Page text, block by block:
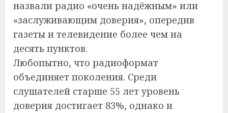
назвали радио «очень надёжным» или
«заслуживающим доверия», опередив
газеты и телевидение более чем на
десять пунктов.
Любопытно, что радиоформат
объединяет поколения. Среди
слушателей старше 55 лет уровень
доверия достигает 83%, однако и